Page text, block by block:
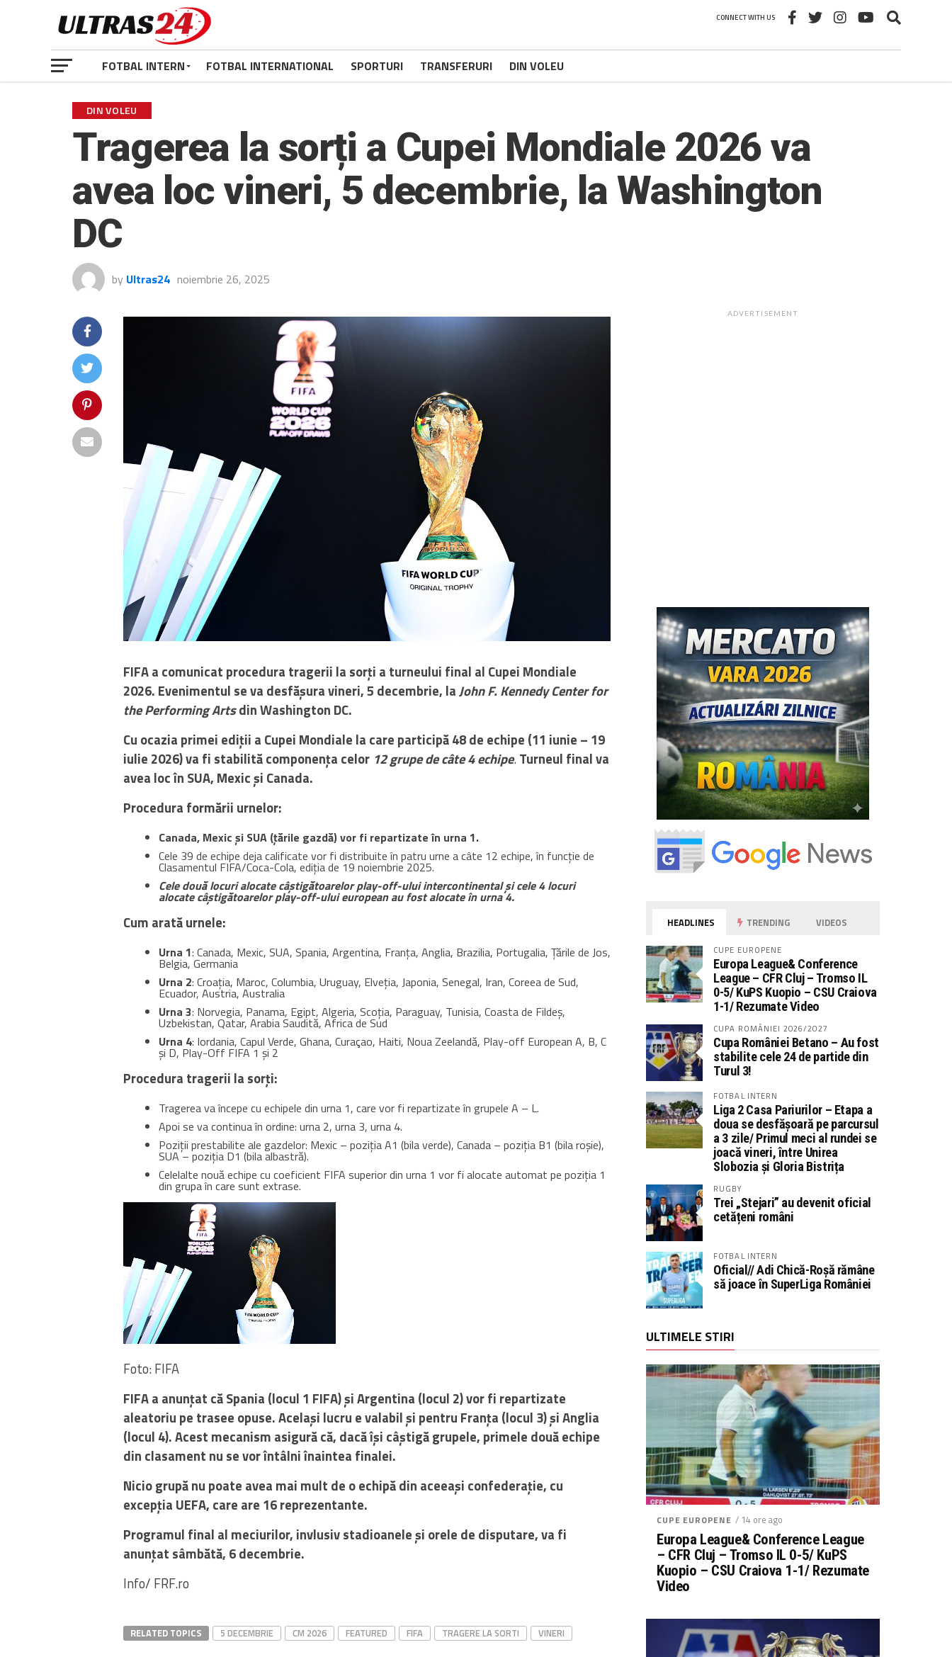
CONNECT WITH US
FOTBAL INTERN FOTBAL INTERNATIONAL SPORTURI TRANSFERURI DIN VOLEU
DIN VOLEU
Tragerea la sorți a Cupei Mondiale 2026 va
avea loc vineri, 5 decembrie, la Washington
DC
by Ultras24 noiembrie 26, 2025
FIFA a comunicat procedura tragerii la sorți a turneului final al Cupei Mondiale
2026. Evenimentul se va desfășura vineri, 5 decembrie, laJohn F. Kennedy Center for
the Performing Artsdin Washington DC.
Cu ocazia primei ediții a Cupei Mondiale la care participă 48 de echipe (11 iunie – 19
iulie 2026) va fi stabilită componența celor 12 grupe de câte 4 echipe.Turneul final va
avea loc în SUA, Mexic și Canada.
Procedura formării urnelor:
Canada, Mexic și SUA (țările gazdă) vor fi repartizate în urna 1.
Cele 39 de echipe deja calificate vor fi distribuite în patru urne a câte 12 echipe, în funcție de
Clasamentul FIFA/Coca-Cola, ediția de 19 noiembrie 2025.
Cele două locuri alocate câștigătoarelor play-off-ului intercontinental și cele 4 locuri
alocate câștigătoarelor play-off-ului european au fost alocate în urna 4.
Cum arată urnele:
Urna 1: Canada, Mexic, SUA, Spania, Argentina, Franța, Anglia, Brazilia, Portugalia, Țările de Jos,
Belgia, Germania
Urna 2: Croația, Maroc, Columbia, Uruguay, Elveția, Japonia, Senegal, Iran, Coreea de Sud,
Ecuador, Austria, Australia
Urna 3: Norvegia, Panama, Egipt, Algeria, Scoția, Paraguay, Tunisia, Coasta de Fildeș,
Uzbekistan, Qatar, Arabia Saudită, Africa de Sud
Urna 4: Iordania, Capul Verde, Ghana, Curaçao, Haiti, Noua Zeelandă, Play-off European A, B, C
și D, Play-Off FIFA 1 și 2
Procedura tragerii la sorți:
Tragerea va începe cu echipele din urna 1, care vor fi repartizate în grupele A – L.
Apoi se va continua în ordine: urna 2, urna 3, urna 4.
Poziții prestabilite ale gazdelor: Mexic – poziția A1 (bila verde), Canada – poziția B1 (bila roșie),
SUA – poziția D1 (bila albastră).
Celelalte nouă echipe cu coeficient FIFA superior din urna 1 vor fi alocate automat pe poziția 1
din grupa în care sunt extrase.
Foto: FIFA
FIFA a anunțat că Spania (locul 1 FIFA) și Argentina (locul 2) vor fi repartizate
aleatoriu pe trasee opuse. Același lucru e valabil și pentru Franța (locul 3) și Anglia
(locul 4). Acest mecanism asigură că, dacă își câștigă grupele, primele două echipe
din clasament nu se vor întâlni înaintea finalei.
Nicio grupă nu poate avea mai mult de o echipă din aceeași confederație, cu
excepția UEFA, care are 16 reprezentante.
Programul final al meciurilor, invlusiv stadioanele și orele de disputare, va fi
anunțat sâmbătă, 6 decembrie.
Info/ FRF.ro
RELATED TOPICS 5 DECEMBRIE CM 2026 FEATURED FIFA TRAGERE LA SORTI VINERI
ADVERTISEMENT
HEADLINES TRENDING VIDEOS
CUPE EUROPENE
Europa League& Conference
League – CFR Cluj – Tromso IL
0-5/ KuPS Kuopio – CSU Craiova
1-1/ Rezumate Video
CUPA ROMÂNIEI 2026/2027
Cupa României Betano – Au fost
stabilite cele 24 de partide din
Turul 3!
FOTBAL INTERN
Liga 2 Casa Pariurilor – Etapa a
doua se desfășoară pe parcursul
a 3 zile/ Primul meci al rundei se
joacă vineri, între Unirea
Slobozia și Gloria Bistrița
RUGBY
Trei „Stejari” au devenit oficial
cetățeni români
FOTBAL INTERN
Oficial// Adi Chică-Roșă rămâne
să joace în SuperLiga României
ULTIMELE STIRI
CUPE EUROPENE / 14 ore ago
Europa League& Conference League
– CFR Cluj – Tromso IL 0-5/ KuPS
Kuopio – CSU Craiova 1-1/ Rezumate
Video